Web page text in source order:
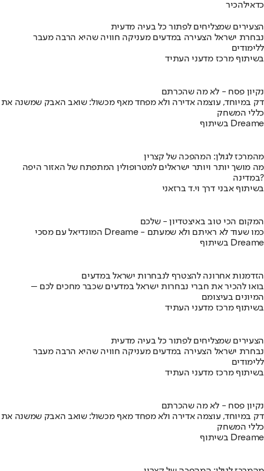
כדאילהכיר
הצעירים שמצליחים לפתור כל בעיה מדעית
נבחרת ישראל הצעירה במדעים מעניקה חוויה שהיא הרבה מעבר
ללימודים
בשיתוף מרכז מדעני העתיד
נקיון פסח - לא מה שהכרתם
דק במיוחד, עוצמה אדירה ולא מפחד מאף מכשול: שואב האבק שמשנה את
כללי המשחק
בשיתוף Dreame
מהמרכז לגולן: המהפכה של קצרין
מה מושך יותר ויותר ישראלים למטרופולין המתפתח של האזור היפה
במדינה?
בשיתוף אבני דרך וי.ד ברזאני
המקום הכי טוב באיצטדיון - שלכם
המונדיאל עם מסכי Dreame - כמו שעוד לא ראיתם ולא שמעתם
בשיתוף Dreame
הזדמנות אחרונה להצטרף לנבחרות ישראל במדעים
בואו להכיר את חברי נבחרות ישראל במדעים שכבר מחכים לכם –
המיונים בעיצומם
בשיתוף מרכז מדעני העתיד
הצעירים שמצליחים לפתור כל בעיה מדעית
נבחרת ישראל הצעירה במדעים מעניקה חוויה שהיא הרבה מעבר
ללימודים
בשיתוף מרכז מדעני העתיד
נקיון פסח - לא מה שהכרתם
דק במיוחד, עוצמה אדירה ולא מפחד מאף מכשול: שואב האבק שמשנה את
כללי המשחק
בשיתוף Dreame